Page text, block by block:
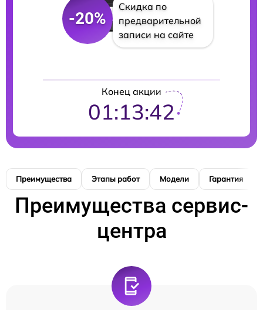
-20%
Скидка по
предварительной
записи на сайте
Конец акции
01:13:41
Преимущества Этапы работ Модели Гарантия
Преимущества сервис-
центра